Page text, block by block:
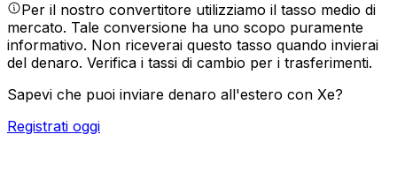
Per il nostro convertitore utilizziamo il tasso medio di
mercato. Tale conversione ha uno scopo puramente
informativo. Non riceverai questo tasso quando invierai
del denaro. Verifica i tassi di cambio per i trasferimenti.
Sapevi che puoi inviare denaro all'estero con Xe?
Registrati oggi